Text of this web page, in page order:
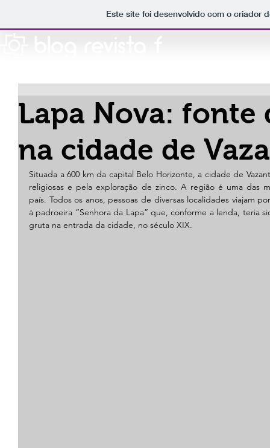
Este site foi desenvolvido com o criador
Lapa Nova: fonte
na cidade de
Situada a 600 km da capital Belo Horizonte, a cidade de
religiosas e pela exploração de zinco. A região é uma das
país. Todos os anos, pessoas de diversas localidades viajam
à padroeira “Senhora da Lapa” que, conforme a lenda, teria
gruta na entrada da cidade, no século XIX.